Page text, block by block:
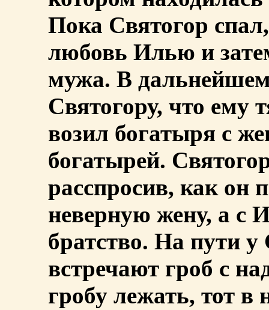
Пока Святогор
любовь Илью и
мужа. В
Святогору, что ему
возил богатыря с
богатырей.
расспросив, как он
неверную жену, а с
братство. На пути
встречают гроб с
гробу лежать, тот в